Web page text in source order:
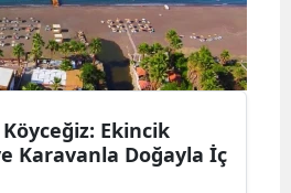
Ekincik
Karavanla Doğayla İç